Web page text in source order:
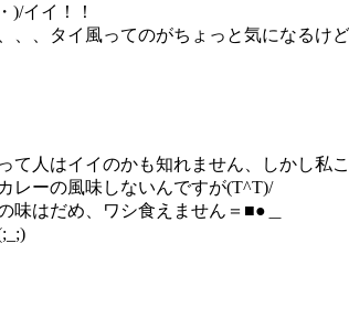
)/イイ！！
、、タイ風ってのがちょっと気になるけ
て人はイイのかも知れません、しかし私
レーの風味しないんですが(T^T)/
味はだめ、ワシ食えません＝■●＿